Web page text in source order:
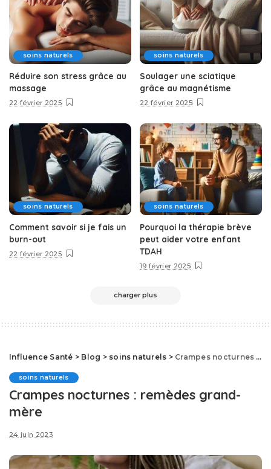
soins naturels
Réduire son stress grâce au
massage
22 février 2025
soins naturels
Soulager une sciatique
grâce au magnétisme
22 février 2025
soins naturels
Comment savoir si je fais un
burn-out
22 février 2025
soins naturels
Pourquoi la thérapie brève
peut aider votre enfant
TDAH
19 février 2025
charger plus
Influence Santé > Blog > soins naturels > Crampes nocturnes : remèdes grand-mère
soins naturels
Crampes nocturnes : remèdes grand-
mère
24 juin 2023